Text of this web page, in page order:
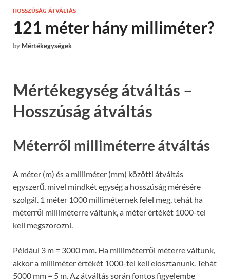
HOSSZÚSÁG ÁTVÁLTÁS
121 méter hány milliméter?
by Mértékegységek
Mértékegység átváltás –
Hosszúság átváltás
Méterről milliméterre átváltás
A méter (m) és a milliméter (mm) közötti átváltás
egyszerű, mivel mindkét egység a hosszúság mérésére
szolgál. 1 méter 1000 milliméternek felel meg, tehát ha
méterről milliméterre váltunk, a méter értékét 1000-tel
kell megszorozni.
Például 3 m = 3000 mm. Ha milliméterről méterre váltunk,
akkor a milliméter értékét 1000-tel kell elosztanunk. Tehát
5000 mm = 5 m. Az átváltás során fontos figyelembe